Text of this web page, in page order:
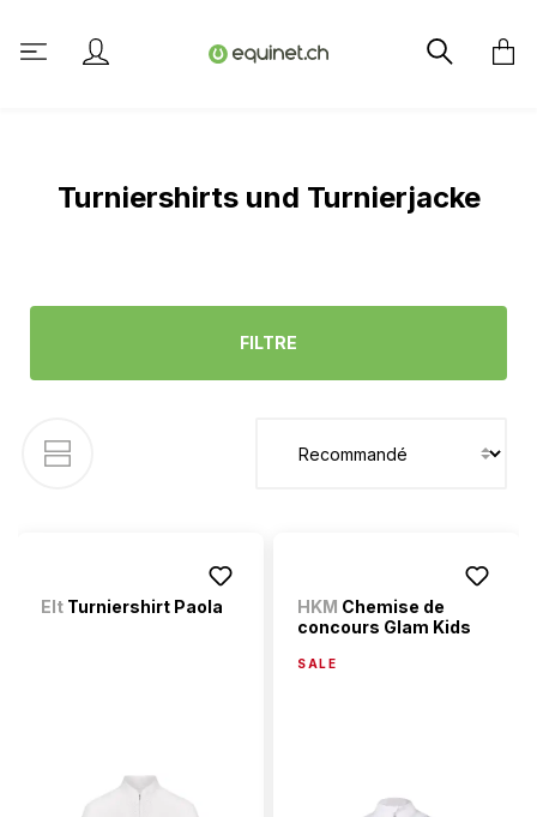
Turniershirts und Turnierjacke
FILTRE
Elt Turniershirt Paola HKM Chemise de
concours Glam Kids
SALE